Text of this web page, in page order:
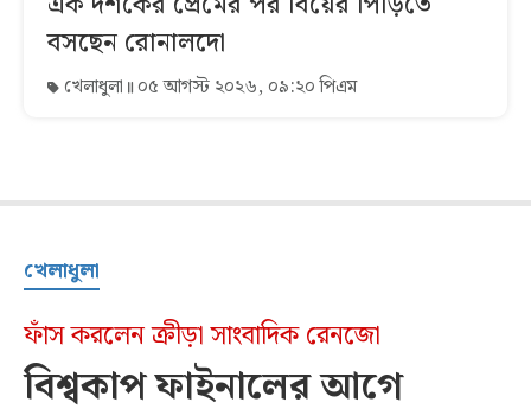
বসছেন রোনালদো
খেলাধুলা ০৫ আগস্ট ২০২৬, ০৯:২০ পিএম
খেলাধুলা
ফাঁস করলেন ক্রীড়া সাংবাদিক রেনজো
বিশ্বকাপ ফাইনালের আগে